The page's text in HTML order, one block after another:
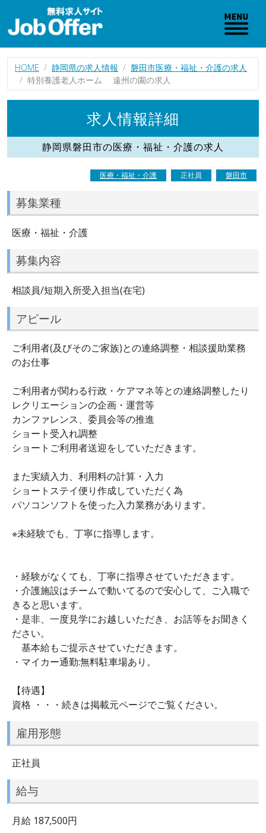
HOME 静岡県の求人情報
磐田市医療・福祉・介護の求人
特別養護老人ホーム 遠州の園の求人
求人情報詳細
静岡県磐田市の医療・福祉・介護の求人
医療・福祉・介護 正社員 磐田市
募集業種
医療・福祉・介護
募集内容
相談員/短期入所受入担当(在宅)
アピール
ご利用者(及びそのご家族)との連絡調整・相談援助業務
のお仕事
ご利用者が関わる行政・ケアマネ等との連絡調整したり
レクリエーションの企画・運営等
カンファレンス、委員会等の推進
ショート受入れ調整
ショートご利用者送迎をしていただきます。
また実績入力、利用料の計算・入力
ショートステイ便り作成していただく為
パソコンソフトを使った入力業務があります。
※未経験でも、丁寧に指導します。
・経験がなくても、丁寧に指導させていただきます。
・介護施設はチームで動いてるので安心して、ご入職で
きると思います。
・是非、一度見学にお越しいただき、お話等をお聞きく
ださい。
基本給もご提示させていただきます。
・マイカー通勤:無料駐車場あり。
【待遇】
資格 ・・・続きは掲載元ページでご覧ください。
雇用形態
正社員
給与
月給 187,500円